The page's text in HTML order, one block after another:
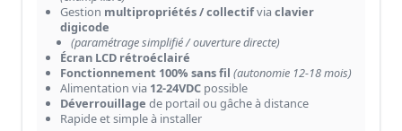
Gestion multipropriétés / collectifvia clavier
digicode
(paramétrage simplifié / ouverture directe)
Écran LCD rétroéclairé
Fonctionnement 100% sans fil (autonomie 12-18 mois)
Alimentation via 12-24VDC possible
Déverrouillage de portail ou gâche à distance
Rapide et simple à installer